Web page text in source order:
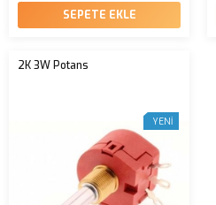
SEPETE EKLE
2K 3W Potans
YENI